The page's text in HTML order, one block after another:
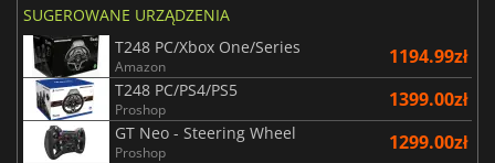
SUGEROWANE URZĄDZENIA
T248 PC/Xbox One/Series
Amazon 1194.99zł
T248 PC/PS4/PS5
Proshop 1399.00zł
GT Neo - Steering Wheel
Proshop 1299.00zł